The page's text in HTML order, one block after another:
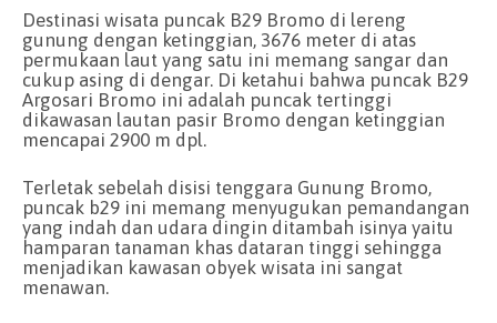
Destinasi wisata puncak B29 Bromo di lereng
gunung dengan ketinggian, 3676 meter di atas
permukaan laut yang satu ini memang sangar dan
cukup asing di dengar. Di ketahui bahwa puncak B29
Argosari Bromo ini adalah puncak tertinggi
dikawasan lautan pasir Bromo dengan ketinggian
mencapai 2900 m dpl.
Terletak sebelah disisi tenggara Gunung Bromo,
puncak b29 ini memang menyugukan pemandangan
yang indah dan udara dingin ditambah isinya yaitu
hamparan tanaman khas dataran tinggi sehingga
menjadikan kawasan obyek wisata ini sangat
menawan.